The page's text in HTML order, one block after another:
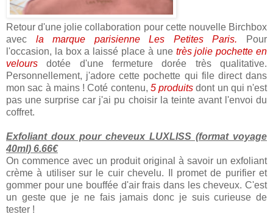
Retour d'une jolie collaboration pour cette nouvelle Birchbox
avec la marque parisienne Les Petites Paris. Pour
l'occasion, la box a laissé place à unetrès jolie pochette en
velours dotée d'une fermeture dorée très qualitative.
Personnellement, j'adore cette pochette qui file direct dans
mon sac à mains ! Coté contenu, 5 produitsdont un qui n'est
pas une surprise car j'ai pu choisir la teinte avant l'envoi du
coffret.
Exfoliant doux pour cheveux LUXLISS (format voyage
40ml) 6.66€
On commence avec un produit original à savoir un exfoliant
crème à utiliser sur le cuir chevelu. Il promet de purifier et
gommer pour une bouffée d'air frais dans les cheveux. C'est
un geste que je ne fais jamais donc je suis curieuse de
tester !